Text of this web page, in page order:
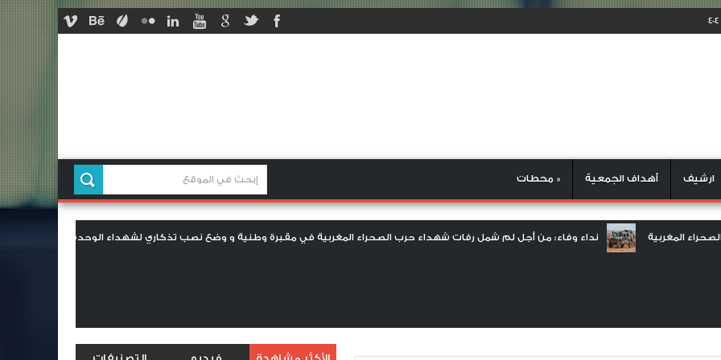
ارشيف أهداف الجمعية محطات »
نداء وفاء: من أجل لم شمل رفات شهداء حرب الصحراء المغربية في مقبرة وطنية و وضع نصب تذكاري لشهداء الوحدة الترابية حرب الصحراء المغربية